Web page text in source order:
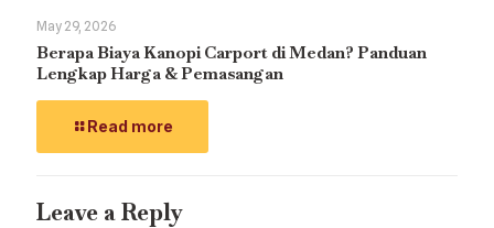
May 29, 2026
Berapa Biaya Kanopi Carport di Medan? Panduan
Lengkap Harga & Pemasangan
Read more
Leave a Reply